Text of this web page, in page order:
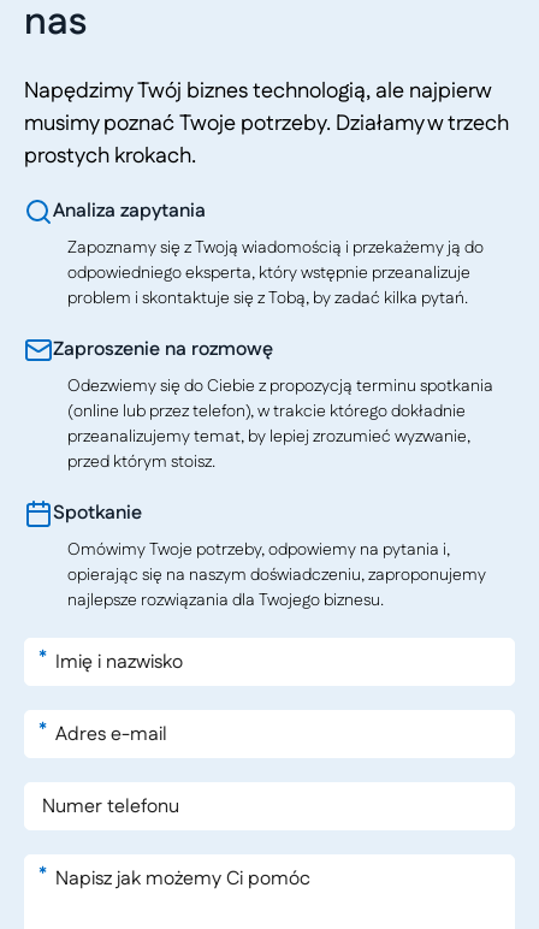
nas
Napędzimy Twój biznes technologią, ale najpierw
musimy poznać Twoje potrzeby. Działamy w trzech
prostych krokach.
Analiza zapytania
Zapoznamy się z Twoją wiadomością i przekażemy ją do
odpowiedniego eksperta, który wstępnie przeanalizuje
problem i skontaktuje się z Tobą, by zadać kilka pytań.
Zaproszenie na rozmowę
Odezwiemy się do Ciebie z propozycją terminu spotkania
(online lub przez telefon), w trakcie którego dokładnie
przeanalizujemy temat, by lepiej zrozumieć wyzwanie,
przed którym stoisz.
Spotkanie
Omówimy Twoje potrzeby, odpowiemy na pytania i,
opierając się na naszym doświadczeniu, zaproponujemy
najlepsze rozwiązania dla Twojego biznesu.
*
*
*